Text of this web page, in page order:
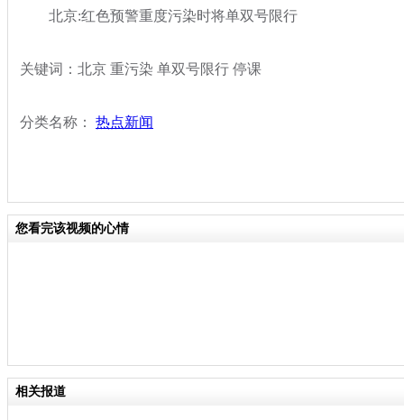
北京:红色预警重度污染时将单双号限行
关键词：北京 重污染 单双号限行 停课
分类名称： 热点新闻
您看完该视频的心情
相关报道